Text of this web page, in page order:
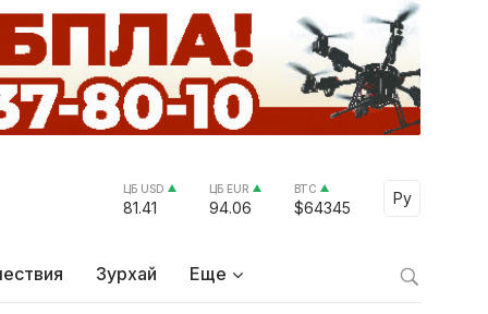
ЦБ USD
81.41
ЦБ EUR
94.06
BTC
$64345
Ру
Select
Зурхай Еще